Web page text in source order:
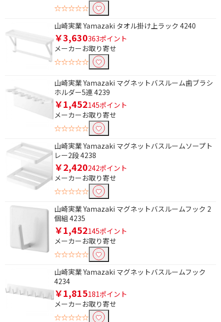
☆☆☆☆☆
山崎実業 Yamazaki タオル掛け上ラック 4240
￥3,630363ポイント
メーカーお取り寄せ
☆☆☆☆☆
山崎実業 Yamazaki マグネットバスルーム歯ブラシ
ホルダー5連 4239
￥1,452145ポイント
メーカーお取り寄せ
☆☆☆☆☆
山崎実業 Yamazaki マグネットバスルームソープト
レー2段 4238
￥2,420242ポイント
メーカーお取り寄せ
☆☆☆☆☆
山崎実業 Yamazaki マグネットバスルームフック 2
個組 4235
￥1,452145ポイント
メーカーお取り寄せ
☆☆☆☆☆
山崎実業 Yamazaki マグネットバスルームフック
4234
￥1,815181ポイント
メーカーお取り寄せ
☆☆☆☆☆